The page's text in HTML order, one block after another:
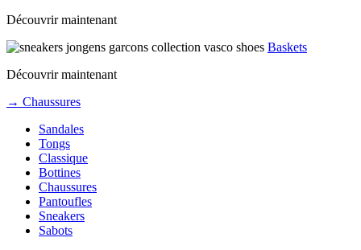
Découvrir maintenant
Baskets
Découvrir maintenant
→ Chaussures
Sandales
Tongs
Classique
Bottines
Chaussures
Pantoufles
Sneakers
Sabots